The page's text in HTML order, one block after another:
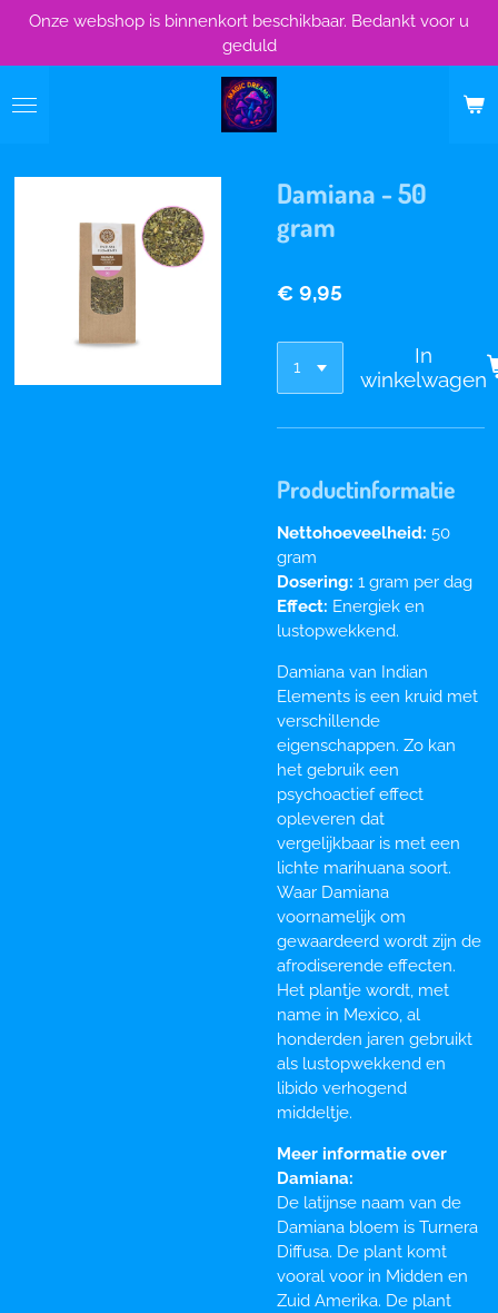
Ga
naar
de
Onze webshop is binnenkort beschikbaar. Bedankt voor u
geduld
Damiana - 50
gram
€ 9,95
In
winkelwagen
Productinformatie
Nettohoeveelheid: 50
gram
Dosering: 1 gram per dag
Effect: Energiek en
lustopwekkend.
Damiana van Indian
Elements is een kruid met
verschillende
eigenschappen. Zo kan
het gebruik een
psychoactief effect
opleveren dat
vergelijkbaar is met een
lichte marihuana soort.
Waar Damiana
voornamelijk om
gewaardeerd wordt zijn de
afrodiserende effecten.
Het plantje wordt, met
name in Mexico, al
honderden jaren gebruikt
als lustopwekkend en
libido verhogend
middeltje.
Meer informatie over
Damiana:
De latijnse naam van de
Damiana bloem is Turnera
Diffusa. De plant komt
vooral voor in Midden en
Zuid Amerika. De plant